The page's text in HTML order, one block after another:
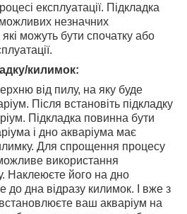
експлуатації. Підкладка
незначних
можуть бути спочатку або
килимок:
від пилу, на яку буде
Після встановіть підкладку
Підкладка повинна бути
і дно акваріума має
Для спрощення процесу
використання
Наклеюєте його на дно
до дна відразу килимок. І вже з
ваш акваріум на